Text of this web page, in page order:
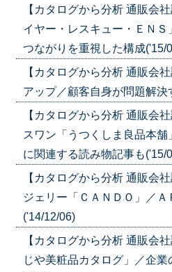
【カタログから分析 通販会
イヤー・レスキュー・ＥＮ
つながりを重視した構成('15/
【カタログから分析 通販会
アップ／顧客自身が問題解決
【カタログから分析 通販会
スワン「うつくしま良品本
に関連する読み物記事も('15/
【カタログから分析 通販会
ジェリー「ＣＡＮＤＯ」／
('14/12/06)
【カタログから分析 通販会
じや美粧品カタログ」／企